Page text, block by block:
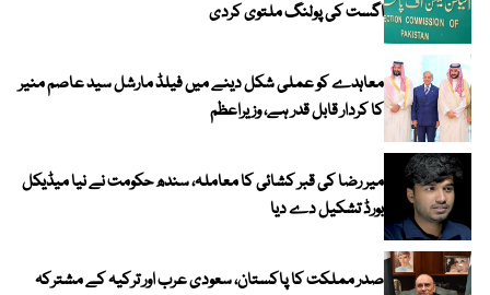
اگست کی پولنگ ملتوی کردی
معاہدے کو عملی شکل دینے میں فیلڈ مارشل سید عاصم منیر
کا کردار قابل قدر ہے، وزیراعظم
میر رضا کی قبر کشائی کا معاملہ، سندھ حکومت نے نیا میڈیکل
بورڈ تشکیل دے دیا
صدر مملکت کا پاکستان، سعودی عرب اور ترکیہ کے مشترکہ